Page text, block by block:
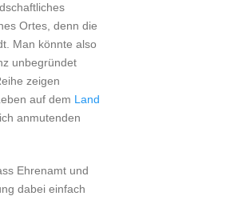
Ortes, denn die
Man könnte also
unbegründet
zeigen
auf dem Land
anmutenden
Ehrenamt und
dabei einfach